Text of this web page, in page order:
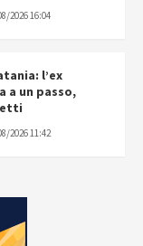
2026 16:04
l’ex
a un passo,
2026 11:42